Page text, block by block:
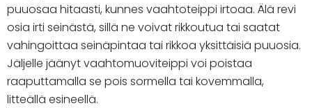
puuosaa hitaasti, kunnes vaahtoteippi irtoaa. Älä revi
osia irti seinästä, sillä ne voivat rikkoutua tai saatat
vahingoittaa seinäpintaa tai rikkoa yksittäisiä puuosia.
Jäljelle jäänyt vaahtomuoviteippi voi poistaa
raaputtamalla se pois sormella tai kovemmalla,
litteällä esineellä.